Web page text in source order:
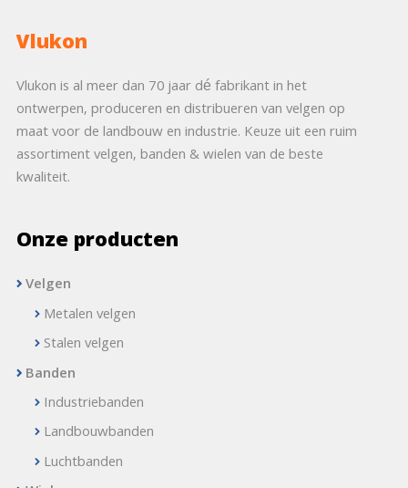
Vlukon
Vlukon is al meer dan 70 jaar dé fabrikant in het
ontwerpen, produceren en distribueren van velgen op
maat voor de landbouw en industrie. Keuze uit een ruim
assortiment velgen, banden & wielen van de beste
kwaliteit.
Onze producten
Velgen
Metalen velgen
Stalen velgen
Banden
Industriebanden
Landbouwbanden
Luchtbanden